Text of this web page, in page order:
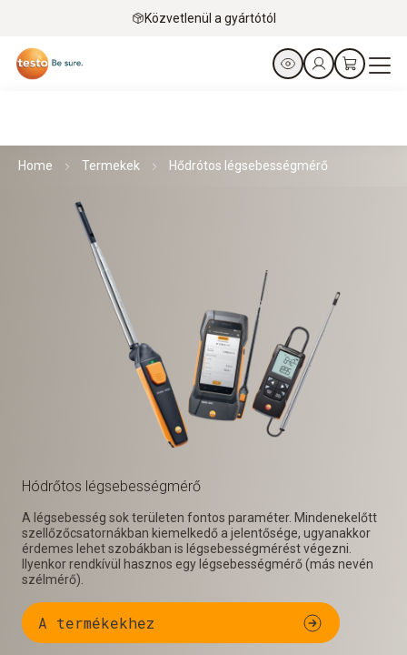
Közvetlenül a gyártótól
Home Termekek Hődrótos légsebességmérő
Hódrőtos légsebességmérő
A légsebesség sok területen fontos paraméter. Mindenekelőtt
szellőzőcsatornákban kiemelkedő a jelentősége, ugyanakkor
érdemes lehet szobákban is légsebességmérést végezni.
Ilyenkor rendkívül hasznos egy légsebességmérő (más nevén
szélmérő).
A termékekhez